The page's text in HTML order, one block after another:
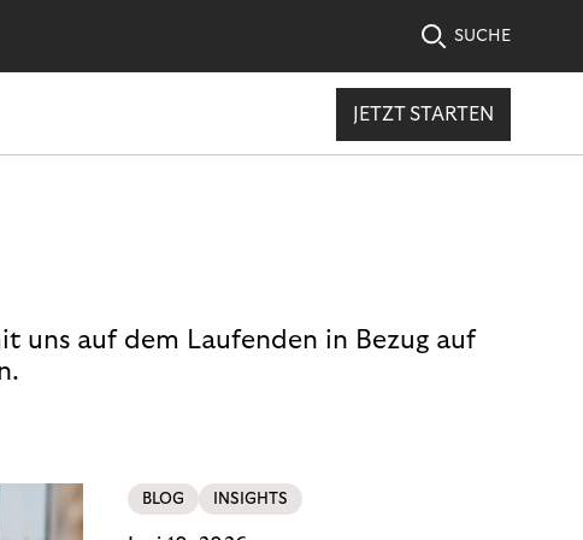
SUCHE
JETZT STARTEN
uns auf dem Laufenden in Bezug auf
BLOG INSIGHTS